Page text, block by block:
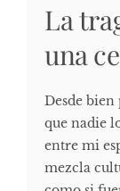
La
una
Desde
que nadie
entre mi
mezcla